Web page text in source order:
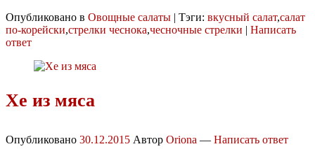
Опубликовано в Овощные салаты | Тэги: вкусный салат,салат
по-корейски,стрелки чеснока,чесночные стрелки | Написать
ответ
Хе из мяса
Опубликовано 30.12.2015 Автор Oriona — Написать ответ